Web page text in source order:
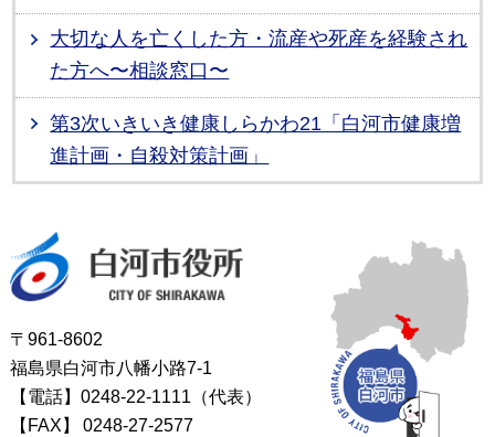
大切な人を亡くした方・流産や死産を経験され
た方へ〜相談窓口〜
第3次いきいき健康しらかわ21「白河市健康増
進計画・自殺対策計画」
〒961-8602
福島県白河市八幡小路7-1
【電話】0248-22-1111（代表）
【FAX】
0248-27-2577